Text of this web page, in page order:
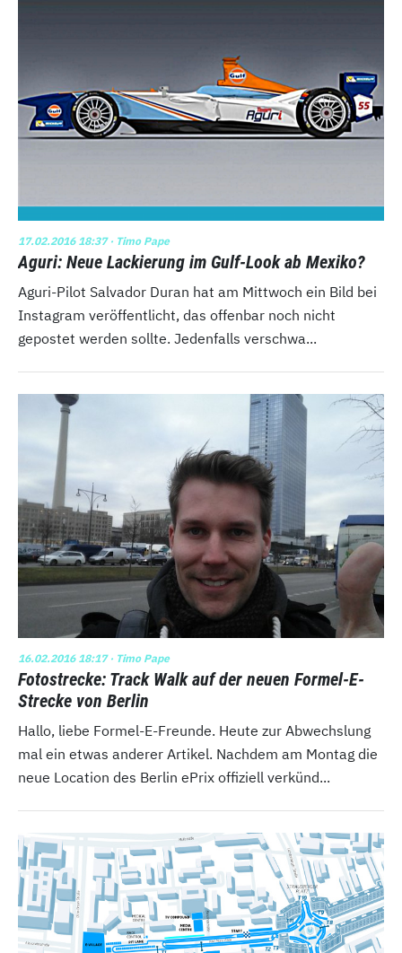
17.02.2016 18:37· Timo Pape
Aguri: Neue Lackierung im Gulf-Look ab Mexiko?
Aguri-Pilot Salvador Duran hat am Mittwoch ein Bild bei
Instagram veröffentlicht, das offenbar noch nicht
gepostet werden sollte. Jedenfalls verschwa...
16.02.2016 18:17· Timo Pape
Fotostrecke: Track Walk auf der neuen Formel-E-
Strecke von Berlin
Hallo, liebe Formel-E-Freunde. Heute zur Abwechslung
mal ein etwas anderer Artikel. Nachdem am Montag die
neue Location des Berlin ePrix offiziell verkünd...